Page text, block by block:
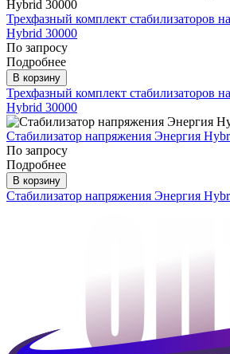
Трехфазный комплект стабилизаторов
Hybrid 30000
По запросу
Подробнее
В корзину
Трехфазный комплект стабилизаторов
Hybrid 30000
Стабилизатор напряжения Энергия
По запросу
Подробнее
В корзину
Стабилизатор напряжения Энергия